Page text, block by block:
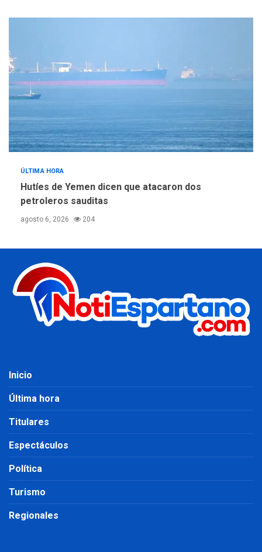
ÚLTIMA HORA
Hutíes de Yemen dicen que atacaron dos
petroleros sauditas
agosto 6, 2026 204
Inicio
Última hora
Titulares
Espectáculos
Política
Turismo
Regionales